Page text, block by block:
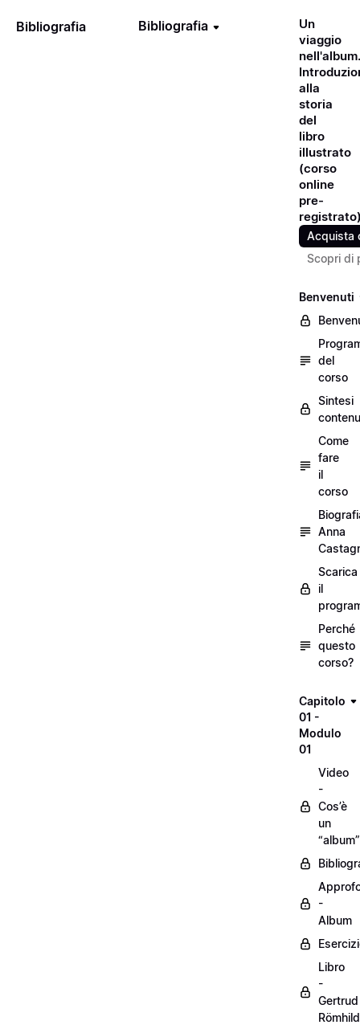
Bibliografia Bibliografia
Un
viaggio
nell'album.
alla
storia
del
libro
illustrato
(corso
online
pre-
Acquista
Scopri di
Benvenuti
del
corso
Sintesi
Come
fare
il
corso
Anna
Scarica
il
Perché
questo
corso?
Capitolo
01 -
Modulo
01
Video
-
Cos’è
un
“album”
-
Album
Libro
-
Gertrud